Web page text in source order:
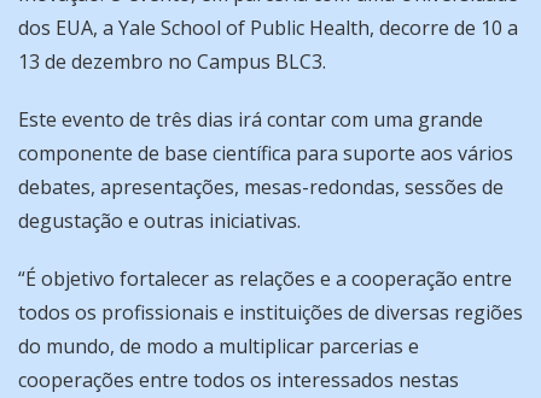
dos EUA, a Yale School of Public Health, decorre de 10 a
13 de dezembro no Campus BLC3.
Este evento de três dias irá contar com uma grande
componente de base científica para suporte aos vários
debates, apresentações, mesas-redondas, sessões de
degustação e outras iniciativas.
“É objetivo fortalecer as relações e a cooperação entre
todos os profissionais e instituições de diversas regiões
do mundo, de modo a multiplicar parcerias e
cooperações entre todos os interessados nestas